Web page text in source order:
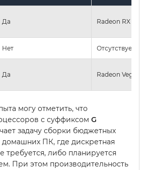
Да Radeon RX
Нет Отсутствует
Да Radeon Vega 8
могу отметить, что
с суффиксом G
задачу сборки бюджетных
ПК, где дискретная
требуется, либо планируется
При этом производительность